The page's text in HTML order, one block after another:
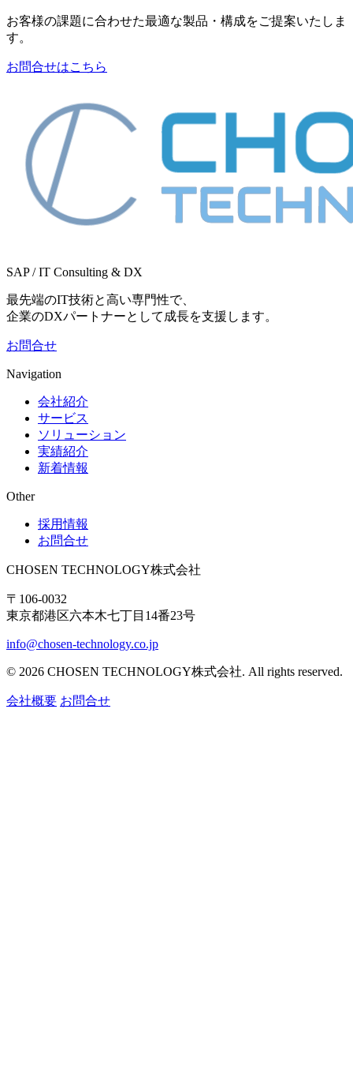
お客様の課題に合わせた最適な製品・構成をご提案いたしま
す。
お問合せはこちら
SAP / IT Consulting & DX
最先端のIT技術と高い専門性で、
企業のDXパートナーとして成長を支援します。
お問合せ
Navigation
会社紹介
サービス
ソリューション
実績紹介
新着情報
Other
採用情報
お問合せ
CHOSEN TECHNOLOGY株式会社
〒106-0032
東京都港区六本木七丁目14番23号
info@chosen-technology.co.jp
© 2026 CHOSEN TECHNOLOGY株式会社. All rights reserved.
会社概要 お問合せ